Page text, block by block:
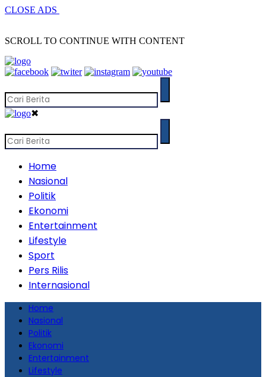
CLOSE ADS
SCROLL TO CONTINUE WITH CONTENT
✖
Home
Nasional
Politik
Ekonomi
Entertainment
Lifestyle
Sport
Pers Rilis
Internasional
Home
Nasional
Politik
Ekonomi
Entertainment
Lifestyle